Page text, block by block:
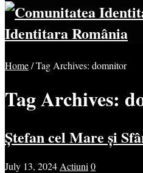
Identitara România
Home/Tag Archives: domnitor
Tag Archives:
Ștefan cel Mare și
July 13, 2024 Actiuni 0